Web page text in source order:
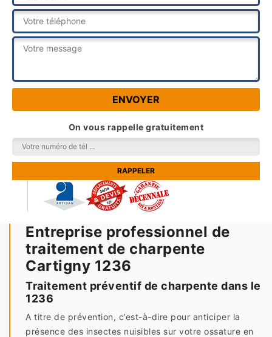
On vous rappelle gratuitement
Entreprise professionnel de
traitement de charpente
Cartigny 1236
Traitement préventif de charpente dans le
1236
A titre de prévention, c’est-à-dire pour anticiper la
présence des insectes nuisibles sur votre ossature en